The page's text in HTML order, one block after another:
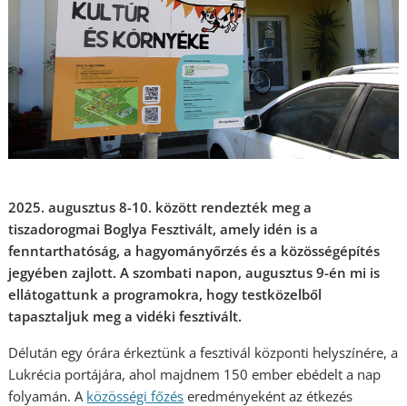
2025. augusztus 8-10. között rendezték meg a
tiszadorogmai Boglya Fesztivált, amely idén is a
fenntarthatóság, a hagyományőrzés és a közösségépítés
jegyében zajlott. A szombati napon, augusztus 9-én mi is
ellátogattunk a programokra, hogy testközelből
tapasztaljuk meg a vidéki fesztivált.
Délután egy órára érkeztünk a fesztivál központi helyszínére, a
Lukrécia portájára, ahol majdnem 150 ember ebédelt a nap
folyamán. A közösségi főzés eredményeként az étkezés